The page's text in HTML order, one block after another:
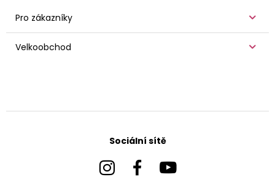
Pro zákazníky
Velkoobchod
Sociální sítě